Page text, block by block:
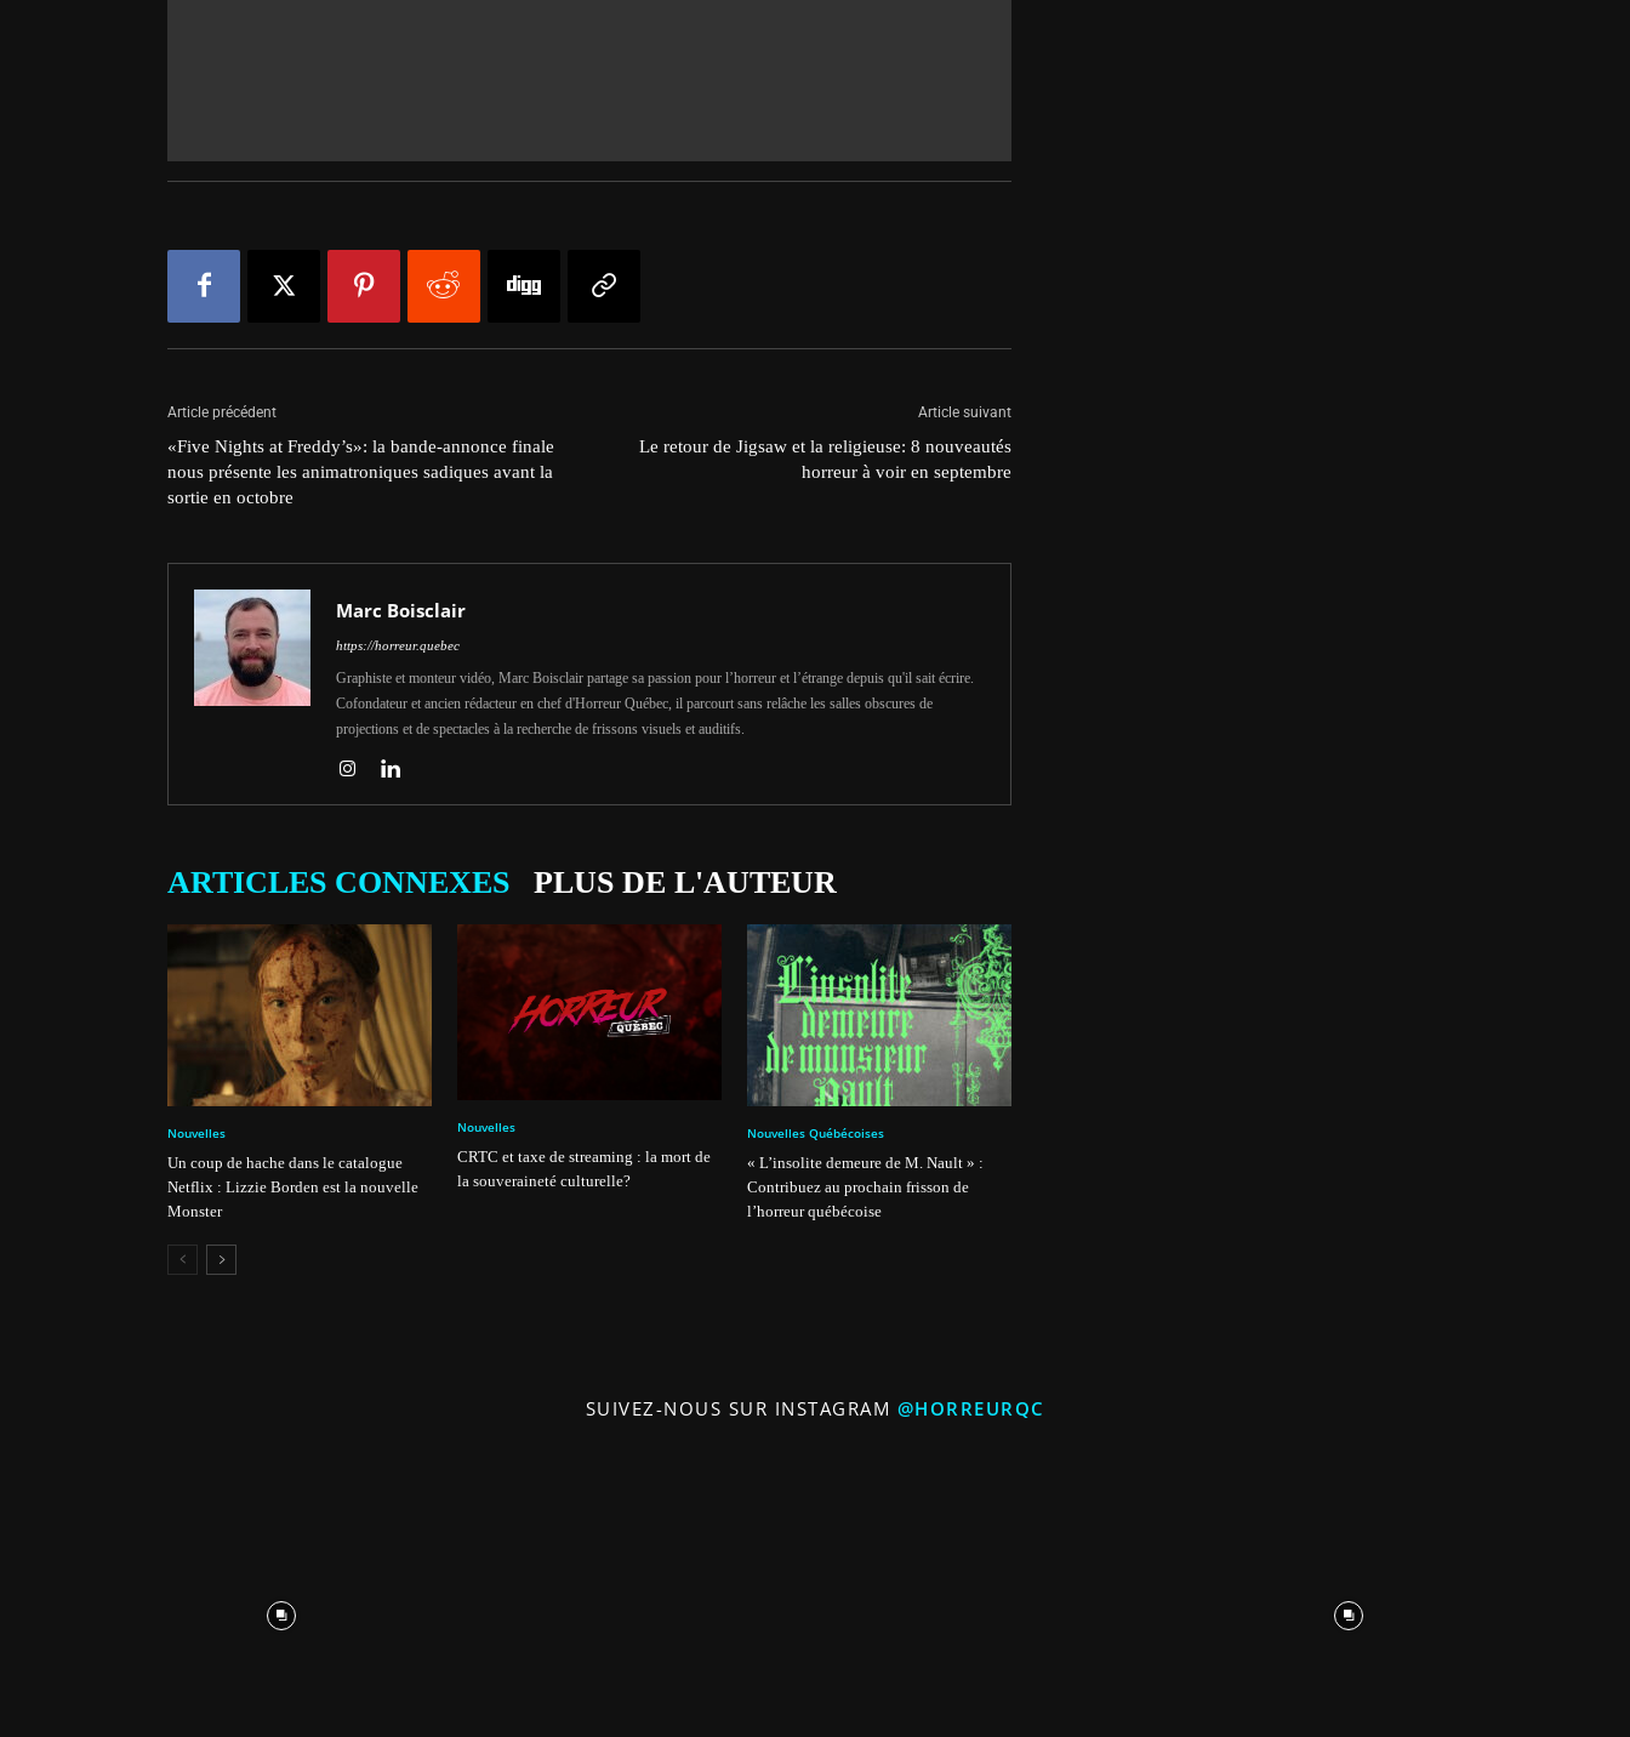
Article précédent
«Five Nights at Freddy’s»: la bande-annonce finale
nous présente les animatroniques sadiques avant la
sortie en octobre
Article suivant
Le retour de Jigsaw et la religieuse: 8 nouveautés
horreur à voir en septembre
Marc Boisclair
https://horreur.quebec
Graphiste et monteur vidéo, Marc Boisclair partage sa passion pour l’horreur et l’étrange depuis qu'il sait écrire.
Cofondateur et ancien rédacteur en chef d'Horreur Québec, il parcourt sans relâche les salles obscures de
projections et de spectacles à la recherche de frissons visuels et auditifs.
ARTICLES CONNEXES PLUS DE L'AUTEUR
Nouvelles
Un coup de hache dans le catalogue
Netflix : Lizzie Borden est la nouvelle
Monster
Nouvelles
CRTC et taxe de streaming : la mort de
la souveraineté culturelle?
Nouvelles Québécoises
« L’insolite demeure de M. Nault » :
Contribuez au prochain frisson de
l’horreur québécoise
SUIVEZ-NOUS SUR INSTAGRAM @HORREURQC